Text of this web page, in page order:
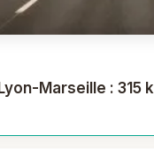
Marseille : 315